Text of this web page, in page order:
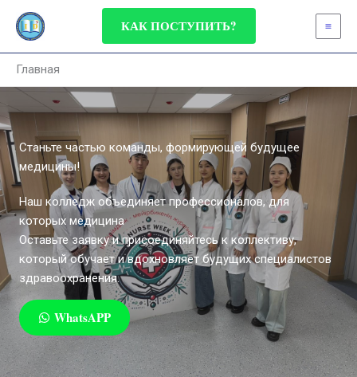
Перейти
КАК ПОСТУПИТЬ?
Главная
Станьте частью команды, формирующей будущее
медицины!
Наш колледж объединяет профессионалов, для
которых медицина
Оставьте заявку и присоединяйтесь к коллективу,
который обучает и вдохновляет будущих специалистов
здравоохранения.
WhatsAPP